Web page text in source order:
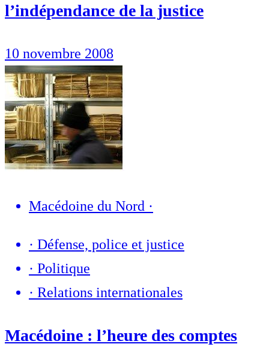
l’indépendance de la justice
10 novembre 2008
Macédoine du Nord ·
· Défense, police et justice
· Politique
· Relations internationales
Macédoine : l’heure des comptes